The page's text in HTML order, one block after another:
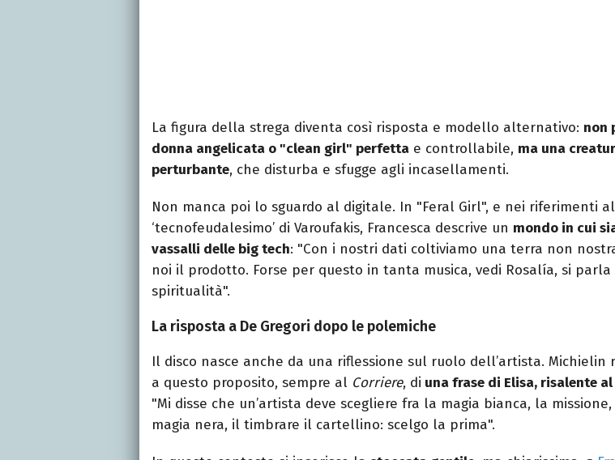
La figura della strega diventa così risposta e modello alternativo: non
donna angelicata o "clean girl" perfetta e controllabile, ma una
perturbante, che disturba e sfugge agli incasellamenti.
Non manca poi lo sguardo al digitale. In "Feral Girl", e nei riferimenti al
‘tecnofeudalesimo’ di Varoufakis, Francesca descrive un mondo in cui
vassalli delle big tech: "Con i nostri dati coltiviamo una terra non
noi il prodotto. Forse per questo in tanta musica, vedi Rosalía, si parla
spiritualità".
La risposta a De Gregori dopo le polemiche
Il disco nasce anche da una riflessione sul ruolo dell’artista. Michielin
a questo proposito, sempre al Corriere, di una frase di Elisa, risalente al
"Mi disse che un’artista deve scegliere fra la magia bianca, la
magia nera, il timbrare il cartellino: scelgo la prima".